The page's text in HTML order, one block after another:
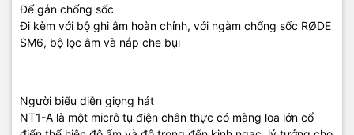
Đế gắn chống sốc
Đi kèm với bộ ghi âm hoàn chỉnh, với ngàm chống sốc RØDE
SM6, bộ lọc âm và nắp che bụi
Người biểu diễn giọng hát
NT1-A là một micrô tụ điện chân thực có màng loa lớn cổ